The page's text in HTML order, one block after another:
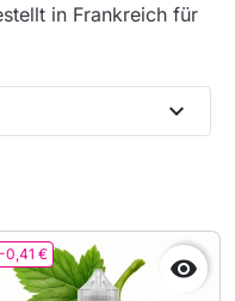
in Frankreich für
expand_more
-0,41 € 